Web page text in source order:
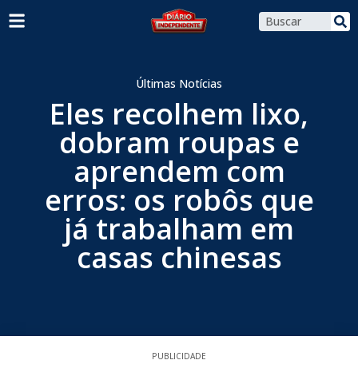
Últimas Notícias
Eles recolhem lixo,
dobram roupas e
aprendem com
erros: os robôs que
já trabalham em
casas chinesas
PUBLICIDADE